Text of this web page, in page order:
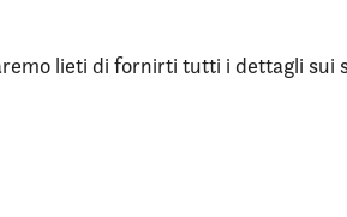
lieti di fornirti tutti i dettagli sui